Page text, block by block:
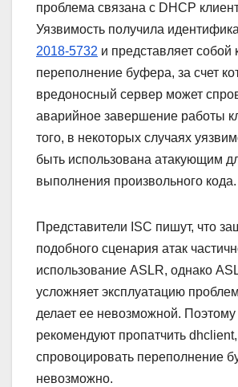
проблема связана с DHCP
Уязвимость получила
2018-5732 и представляет собой
переполнение буфера, за счет
вредоносный сервер может
аварийное завершение работы
того, в некоторых случаях
быть использована атакующим
выполнения произвольного кода.
Представители ISC пишут, что
подобного сценария атак
использование ASLR, однако
усложняет эксплуатацию
делает ее невозможной.
рекомендуют пропатчить
спровоцировать переполнение
невозможно.